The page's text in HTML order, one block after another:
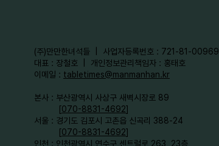
​(주)만만한녀석들 | 사업자등록번호 : 721-81-00969
대표 : 장철호 | 개인정보관리책임자 : 홍태호
이메일 : tabletimes@manmanhan.kr
본사 : 부산광역시 사상구 새벽시장로 89
[070-8831-4692]
서울 : 경기도 김포시 고촌읍 신곡리 388-24
[070-8831-4692]
인천 : 인천광역시 연수구 센트럴로 263, 23층